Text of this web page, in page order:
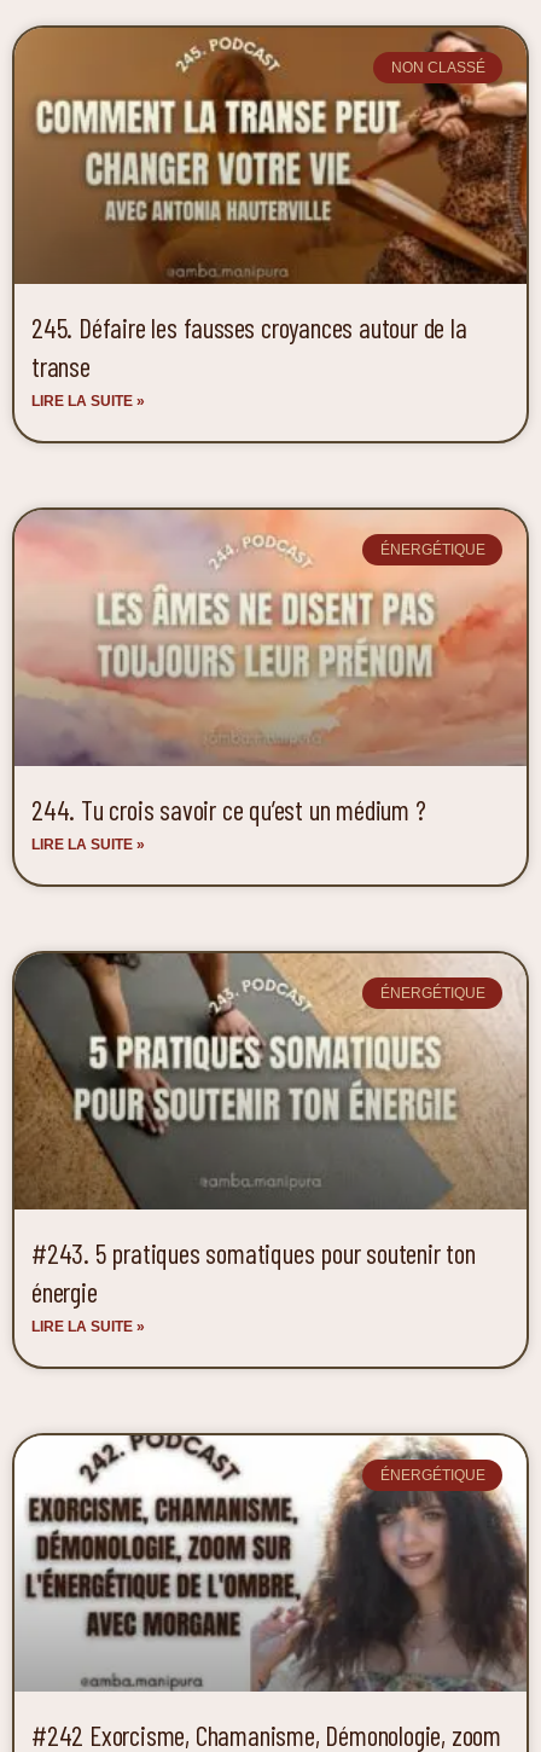
NON CLASSÉ
245. Défaire les fausses croyances autour de la
transe
LIRE LA SUITE »
ÉNERGÉTIQUE
244. Tu crois savoir ce qu’est un médium ?
LIRE LA SUITE »
ÉNERGÉTIQUE
#243. 5 pratiques somatiques pour soutenir ton
énergie
LIRE LA SUITE »
ÉNERGÉTIQUE
#242 Exorcisme, Chamanisme, Démonologie, zoom